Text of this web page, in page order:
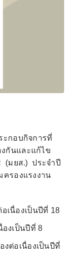
ะกอบกิจการที่
กันและแก้ไข
(มยส.) ประจำปี
รองแรงงาน
เนื่องเป็นปีที่ 18
องเป็นปีที่ 8
งต่อเนื่องเป็นปีที่